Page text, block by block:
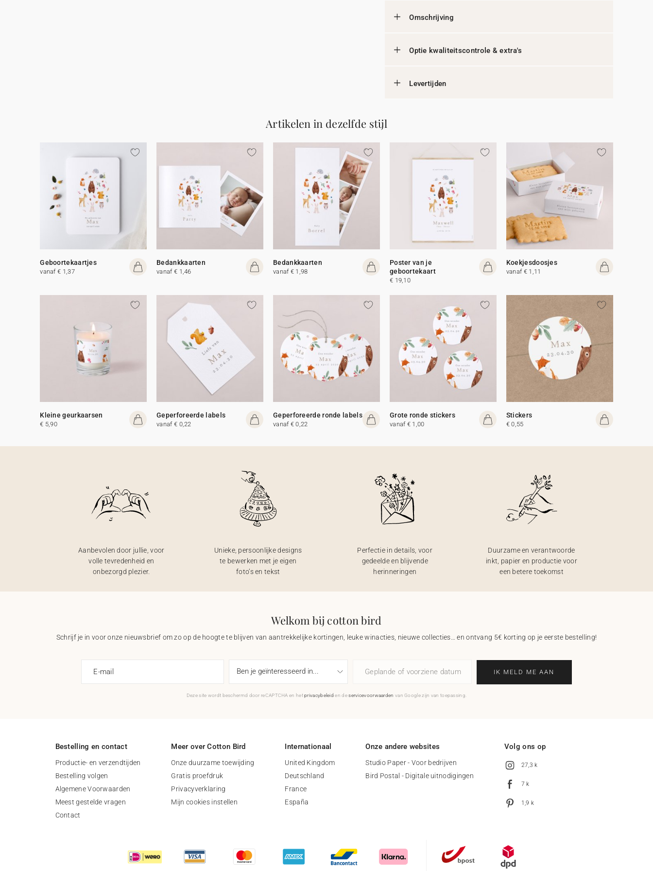
Omschrijving
Optie kwaliteitscontrole & extra's
Levertijden
Artikelen in dezelfde stijl
Geboortekaartjes
vanaf € 1,37
Bedankkaarten
vanaf € 1,46
Bedankkaarten
vanaf € 1,98
Poster van je
geboortekaart
€ 19,10
Koekjesdoosjes
vanaf € 1,11
Kleine geurkaarsen
€ 5,90
Geperforeerde labels
vanaf € 0,22
Geperforeerde ronde labels
vanaf € 0,22
Grote ronde stickers
vanaf € 1,00
Stickers
€ 0,55
Aanbevolen door jullie, voor
volle tevredenheid en
onbezorgd plezier.
Unieke, persoonlijke designs
te bewerken met je eigen
foto’s en tekst
Perfectie in details, voor
gedeelde en blijvende
herinneringen
Duurzame en verantwoorde
inkt, papier en productie voor
een betere toekomst
Welkom bij cotton bird
Schrijf je in voor onze nieuwsbrief om zo op de hoogte te blijven van aantrekkelijke kortingen, leuke winacties, nieuwe collecties… en ontvang 5€ korting op je eerste bestelling!
E-mail Geplande of voorziene datum IK MELD ME AAN
Deze site wordt beschermd door reCAPTCHA en hetprivacybeleid en deservicevoorwaarden van Google zijn van toepassing.
Bestelling en contact
Productie- en verzendtijden
Bestelling volgen
Algemene Voorwaarden
Meest gestelde vragen
Contact
Meer over Cotton Bird
Onze duurzame toewijding
Gratis proefdruk
Privacyverklaring
Mijn cookies instellen
Internationaal
United Kingdom
Deutschland
France
España
Onze andere websites
Studio Paper - Voor bedrijven
Bird Postal - Digitale uitnodigingen
Volg ons op
27,3 k
7 k
1,9 k